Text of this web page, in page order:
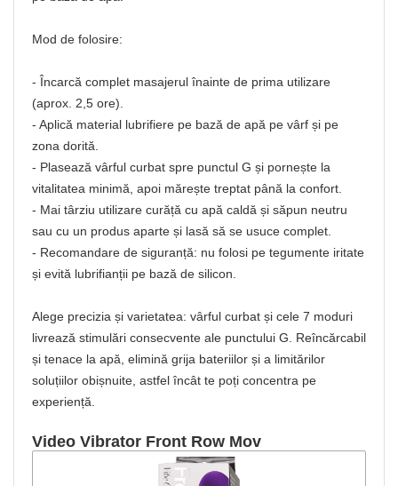
Mod de folosire:
- Încarcă complet masajerul înainte de prima utilizare
(aprox. 2,5 ore).
- Aplică material lubrifiere pe bază de apă pe vârf și pe
zona dorită.
- Plasează vârful curbat spre punctul G și pornește la
vitalitatea minimă, apoi mărește treptat până la confort.
- Mai târziu utilizare curăță cu apă caldă și săpun neutru
sau cu un produs aparte și lasă să se usuce complet.
- Recomandare de siguranță: nu folosi pe tegumente iritate
și evită lubrifianții pe bază de silicon.
Alege precizia și varietatea: vârful curbat și cele 7 moduri
livrează stimulări consecvente ale punctului G. Reîncărcabil
și tenace la apă, elimină grija bateriilor și a limitărilor
soluțiilor obișnuite, astfel încât te poți concentra pe
experiență.
Video Vibrator Front Row Mov